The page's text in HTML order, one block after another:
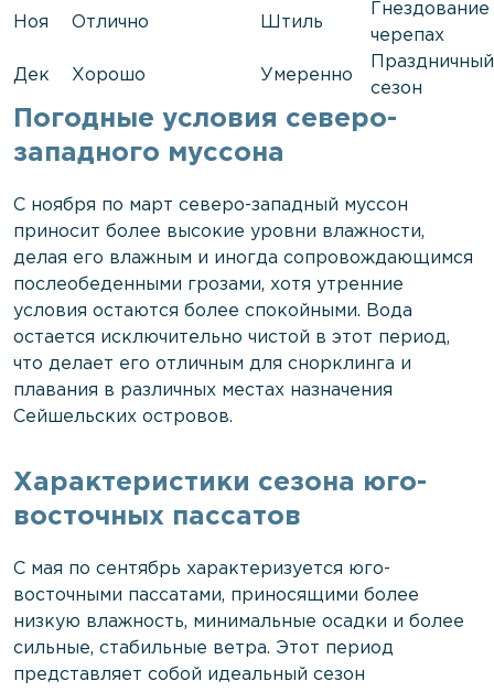
Ноя Отлично Штиль
Гнездование
черепах
Дек Хорошо Умеренно
Праздничный
сезон
Погодные условия северо-
западного муссона
С ноября по март северо-западный муссон
приносит более высокие уровни влажности,
делая его влажным и иногда сопровождающимся
послеобеденными грозами, хотя утренние
условия остаются более спокойными. Вода
остается исключительно чистой в этот период,
что делает его отличным для снорклинга и
плавания в различных местах назначения
Сейшельских островов.
Характеристики сезона юго-
восточных пассатов
С мая по сентябрь характеризуется юго-
восточными пассатами, приносящими более
низкую влажность, минимальные осадки и более
сильные, стабильные ветра. Этот период
представляет собой идеальный сезон